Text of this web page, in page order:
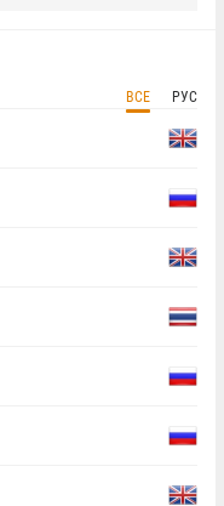
ВСЕ РУС